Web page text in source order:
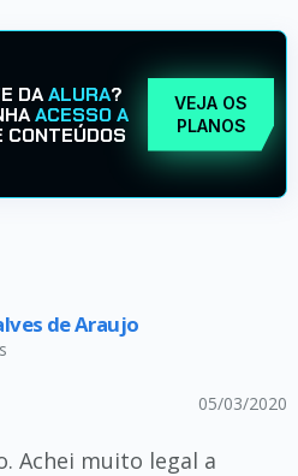
DAALURA?
ACESSO A
CONTEÚDOS
VEJA OS
PLANOS
de Araujo
05/03/2020
Achei muito legal a